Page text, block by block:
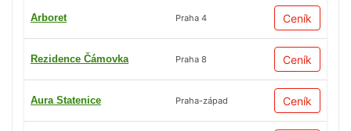
Arboret Praha 4 Ceník
Rezidence Čámovka Praha 8 Ceník
Aura Statenice Praha-západ Ceník